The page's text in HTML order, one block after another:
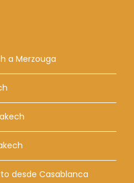
a Merzouga
desde Casablanca